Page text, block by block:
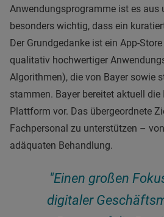
Anwendungsprogramme ist es aus
besonders wichtig, dass ein
Der Grundgedanke ist ein App-
qualitativ hochwertiger
Algorithmen), die von Bayer sowie
stammen. Bayer bereitet aktuell
Plattform vor. Das übergeordnete
Fachpersonal zu unterstützen ­–
adäquaten Behandlung.
"Einen großen
digitaler